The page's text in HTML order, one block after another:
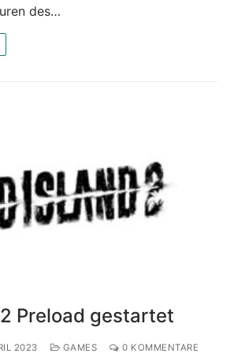
des…
Preload gestartet
2023 GAMES 0 KOMMENTARE